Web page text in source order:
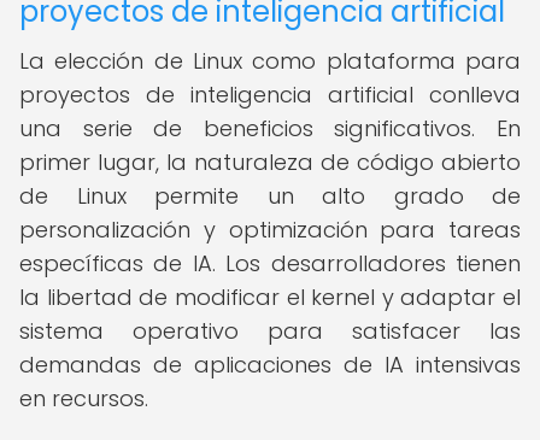
proyectos de inteligencia artificial
La elección de Linux como plataforma para
proyectos de inteligencia artificial conlleva
una serie de beneficios significativos. En
primer lugar, la naturaleza de código abierto
de Linux permite un alto grado de
personalización y optimización para tareas
específicas de IA. Los desarrolladores tienen
la libertad de modificar el kernel y adaptar el
sistema operativo para satisfacer las
demandas de aplicaciones de IA intensivas
en recursos.